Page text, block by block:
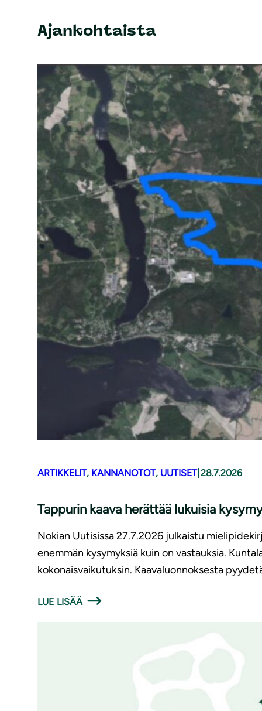
Ajankohtaista
ARTIKKELIT, KANNANOTOT, UUTISET| 28.7.2026
Tappurin kaava herättää lukuisia
Nokian Uutisissa 27.7.2026 julkaistu
enemmän kysymyksiä kuin on vastauksia.
kokonaisvaikutuksin. Kaavaluonnoksesta
LUE LISÄÄ